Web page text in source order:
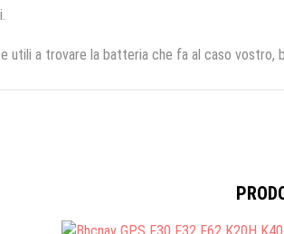
utili a trovare la batteria che fa al caso